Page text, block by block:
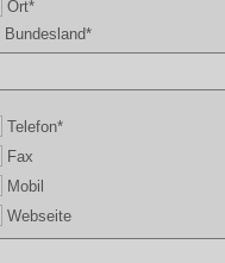
Ort*
Bundesland*
Telefon*
Fax
Mobil
Webseite